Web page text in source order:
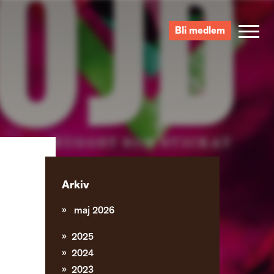
Bli medlem
Arkiv
maj 2026
2025
2024
2023